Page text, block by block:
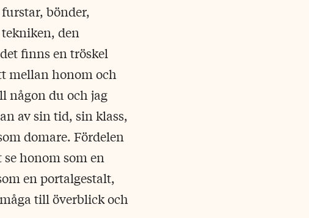
bönder,
den
finns en tröskel
mellan honom och
någon du och jag
av sin tid, sin klass,
domare. Fördelen
honom som en
en portalgestalt,
till överblick och